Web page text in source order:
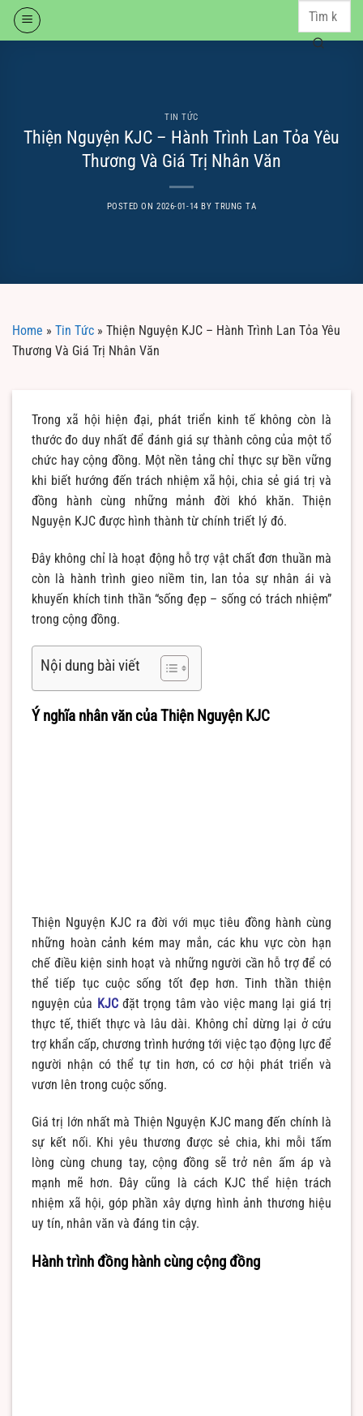
Skip
TIN TỨC
Thiện Nguyện KJC – Hành Trình Lan Tỏa Yêu
Thương Và Giá Trị Nhân Văn
POSTED ON2026-01-14 BY TRUNG TA
Home » Tin Tức » Thiện Nguyện KJC – Hành Trình Lan Tỏa Yêu
Thương Và Giá Trị Nhân Văn
Trong xã hội hiện đại, phát triển kinh tế không còn là
thước đo duy nhất để đánh giá sự thành công của một tổ
chức hay cộng đồng. Một nền tảng chỉ thực sự bền vững
khi biết hướng đến trách nhiệm xã hội, chia sẻ giá trị và
đồng hành cùng những mảnh đời khó khăn. Thiện
Nguyện KJC được hình thành từ chính triết lý đó.
Đây không chỉ là hoạt động hỗ trợ vật chất đơn thuần mà
còn là hành trình gieo niềm tin, lan tỏa sự nhân ái và
khuyến khích tinh thần “sống đẹp – sống có trách nhiệm”
trong cộng đồng.
Nội dung bài viết
Ý nghĩa nhân văn của Thiện Nguyện KJC
Thiện Nguyện KJC ra đời với mục tiêu đồng hành cùng
những hoàn cảnh kém may mắn, các khu vực còn hạn
chế điều kiện sinh hoạt và những người cần hỗ trợ để có
thể tiếp tục cuộc sống tốt đẹp hơn. Tinh thần thiện
nguyện của KJCđặt trọng tâm vào việc mang lại giá trị
thực tế, thiết thực và lâu dài. Không chỉ dừng lại ở cứu
trợ khẩn cấp, chương trình hướng tới việc tạo động lực để
người nhận có thể tự tin hơn, có cơ hội phát triển và
vươn lên trong cuộc sống.
Giá trị lớn nhất mà Thiện Nguyện KJC mang đến chính là
sự kết nối. Khi yêu thương được sẻ chia, khi mỗi tấm
lòng cùng chung tay, cộng đồng sẽ trở nên ấm áp và
mạnh mẽ hơn. Đây cũng là cách KJC thể hiện trách
nhiệm xã hội, góp phần xây dựng hình ảnh thương hiệu
uy tín, nhân văn và đáng tin cậy.
Hành trình đồng hành cùng cộng đồng